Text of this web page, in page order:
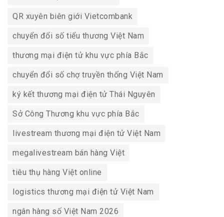
QR xuyên biên giới Vietcombank
chuyển đổi số tiểu thương Việt Nam
thương mại điện tử khu vực phía Bắc
chuyển đổi số chợ truyền thống Việt Nam
ký kết thương mại điện tử Thái Nguyên
Sở Công Thương khu vực phía Bắc
livestream thương mại điện tử Việt Nam
megalivestream bán hàng Việt
tiêu thụ hàng Việt online
logistics thương mại điện tử Việt Nam
ngân hàng số Việt Nam 2026